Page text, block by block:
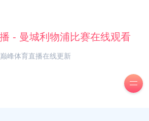
巅峰体育直播在线更新